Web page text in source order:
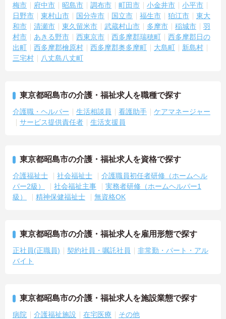
梅市 府中市 昭島市 調布市 町田市 小金井市
小平市
日野市
東村山市 国分寺市 国立市 福生市 狛江市
東大
和市
清瀬市 東久留米市 武蔵村山市 多摩市 稲城市
羽
村市
あきる野市 西東京市 西多摩郡瑞穂町
西多摩郡日の
出町
西多摩郡檜原村 西多摩郡奥多摩町 大島町
新島村
三宅村
八丈島八丈町
東京都昭島市の介護・福祉求人を職種で探す
介護職・ヘルパー 生活相談員 看護助手
ケアマネージャー
サービス提供責任者
生活支援員
東京都昭島市の介護・福祉求人を資格で探す
介護福祉士 社会福祉士
介護職員初任者研修（ホームヘル
パー2級）
社会福祉主事
実務者研修（ホームヘルパー1
級）
精神保健福祉士 無資格OK
東京都昭島市の介護・福祉求人を雇用形態で探す
正社員(正職員) 契約社員・嘱託社員
非常勤・パート・アル
バイト
東京都昭島市の介護・福祉求人を施設業態で探す
病院 介護福祉施設 在宅医療 その他